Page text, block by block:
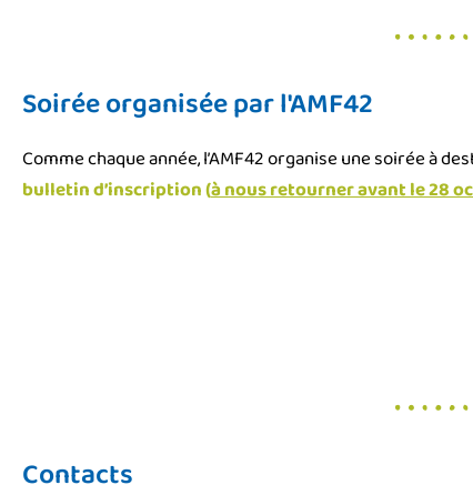
Soirée organisée par l'AMF42
Comme chaque année, l’AMF42 organise une soirée à
bulletin d’inscription (à nous retourner avant le 28
Contacts